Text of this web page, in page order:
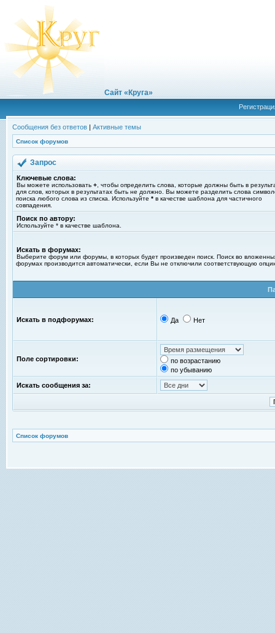
Сайт «Круга»
Сообщения без ответов | Активные темы
Список форумов
Запрос
Ключевые слова:
Вы можете использовать + , чтобы определить слова, которые должны быть в
для слов, которых в результатах быть не должно. Вы можете разделить слова
поиска любого слова из списка. Используйте * в качестве шаблона для частичного
совпадения.
Поиск по автору:
Используйте * в качестве шаблона.
Искать в форумах:
Выберите форум или форумы, в которых будет произведен поиск. Поиск во
форумах производится автоматически, если Вы не отключили соответствующую
Искать в подфорумах: Да Нет
Поле сортировки:
по возрастанию
по убыванию
Искать сообщения за:
Список форумов